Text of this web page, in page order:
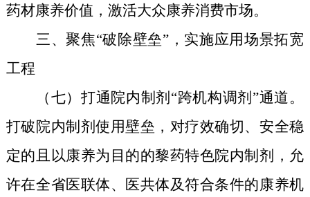
药材康养价值， 激活大众康养消费市场。
三、聚焦“破除壁垒”，实施应用场景拓宽
工程
（七）打通院内制剂“跨机构调剂”通道。
打破院内制剂使用壁垒 ， 对疗效确切、安全稳
定的且以康养为目的的黎药特色院内制剂，允
许在全省医联体、医共体及符合条件的康养机